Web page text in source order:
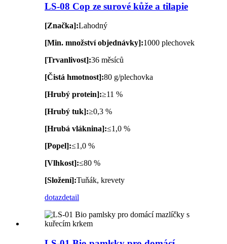
LS-08 Cop ze surové kůže a tilapie
[Značka]:Lahodný
[Min. množství objednávky]:1000 plechovek
[Trvanlivost]:36 měsíců
[Čistá hmotnost]:80 g/plechovka
[Hrubý protein]:≥11 %
[Hrubý tuk]:≥0,3 %
[Hrubá vláknina]:≤1,0 %
[Popel]:≤1,0 %
[Vlhkost]:≤80 %
[Složení]:Tuňák, krevety
dotazdetail